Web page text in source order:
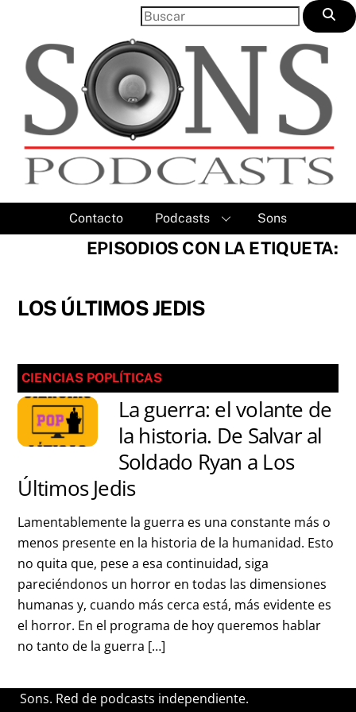
content
Contacto Podcasts Sons
EPISODIOS CON LA ETIQUETA:
LOS ÚLTIMOS JEDIS
CIENCIAS POPLÍTICAS
La guerra: el volante de
la historia. De Salvar al
Soldado Ryan a Los
Últimos Jedis
Lamentablemente la guerra es una constante más o
menos presente en la historia de la humanidad. Esto
no quita que, pese a esa continuidad, siga
pareciéndonos un horror en todas las dimensiones
humanas y, cuando más cerca está, más evidente es
el horror. En el programa de hoy queremos hablar
no tanto de la guerra […]
Sons. Red de podcasts independiente.